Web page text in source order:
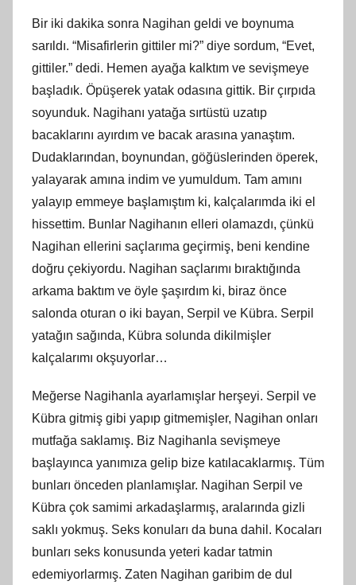
Bir iki dakika sonra Nagihan geldi ve boynuma
sarıldı. “Misafirlerin gittiler mi?” diye sordum, “Evet,
gittiler.” dedi. Hemen ayağa kalktım ve sevişmeye
başladık. Öpüşerek yatak odasına gittik. Bir çırpıda
soyunduk. Nagihanı yatağa sırtüstü uzatıp
bacaklarını ayırdım ve bacak arasına yanaştım.
Dudaklarından, boynundan, göğüslerinden öperek,
yalayarak amına indim ve yumuldum. Tam amını
yalayıp emmeye başlamıştım ki, kalçalarımda iki el
hissettim. Bunlar Nagihanın elleri olamazdı, çünkü
Nagihan ellerini saçlarıma geçirmiş, beni kendine
doğru çekiyordu. Nagihan saçlarımı bıraktığında
arkama baktım ve öyle şaşırdım ki, biraz önce
salonda oturan o iki bayan, Serpil ve Kübra. Serpil
yatağın sağında, Kübra solunda dikilmişler
kalçalarımı okşuyorlar…
Meğerse Nagihanla ayarlamışlar herşeyi. Serpil ve
Kübra gitmiş gibi yapıp gitmemişler, Nagihan onları
mutfağa saklamış. Biz Nagihanla sevişmeye
başlayınca yanımıza gelip bize katılacaklarmış. Tüm
bunları önceden planlamışlar. Nagihan Serpil ve
Kübra çok samimi arkadaşlarmış, aralarında gizli
saklı yokmuş. Seks konuları da buna dahil. Kocaları
bunları seks konusunda yeteri kadar tatmin
edemiyorlarmış. Zaten Nagihan garibim de dul